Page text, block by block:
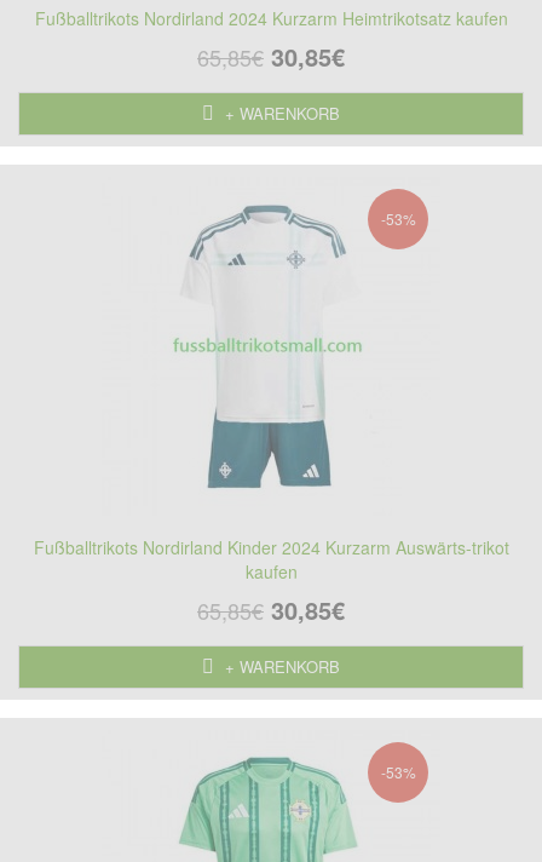
Fußballtrikots Nordirland 2024 Kurzarm Heimtrikotsatz kaufen
65,85€ 30,85€
+ WARENKORB
-53%
Fußballtrikots Nordirland Kinder 2024 Kurzarm Auswärts-trikot
kaufen
65,85€ 30,85€
+ WARENKORB
-53%